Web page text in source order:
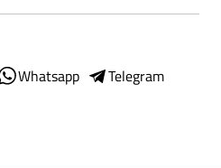
Whatsapp
Telegram